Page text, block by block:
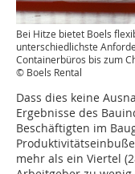
Bei Hitze bietet Boels
unterschiedlichste
Containerbüros bis zum
© Boels Rental
Dass dies keine
Ergebnisse des
Beschäftigten im
mehr als ein Viertel